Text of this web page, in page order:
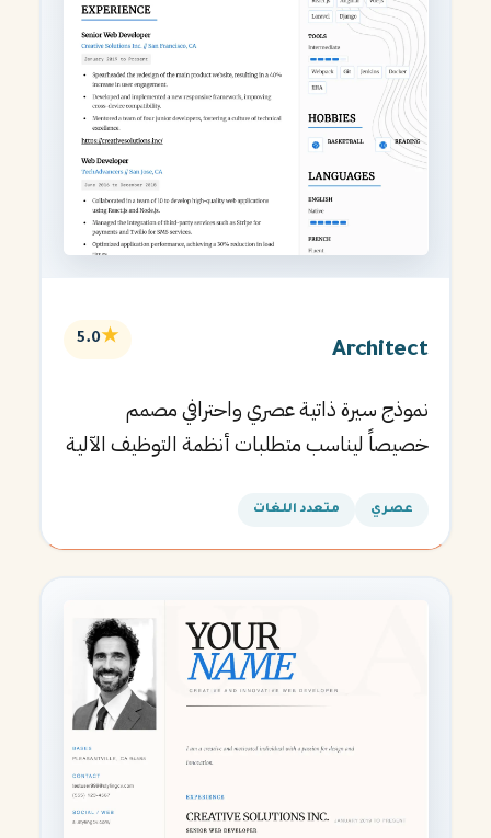
Architect
★
5.0
نموذج سيرة ذاتية عصري واحترافي مصمم
خصيصاً ليناسب متطلبات أنظمة التوظيف الآلية
عصري متعدد اللغات